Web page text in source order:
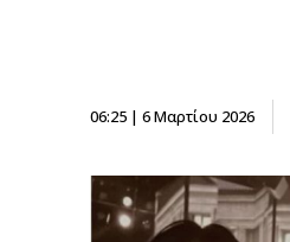
06:25 | 6 Μαρτίου 2026